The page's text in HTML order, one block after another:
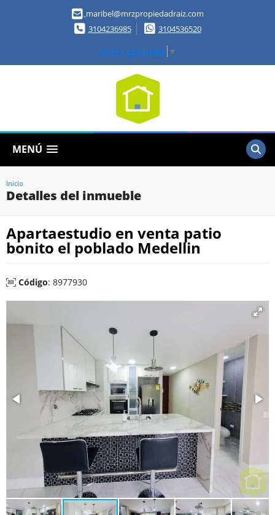
maribel@mrzpropiedadraiz.com
3104236985
3104536520
Select Language ▼
MENÚ
Inicio
Detalles del inmueble
Apartaestudio en venta patio
bonito el poblado Medellin
Código: 8977930